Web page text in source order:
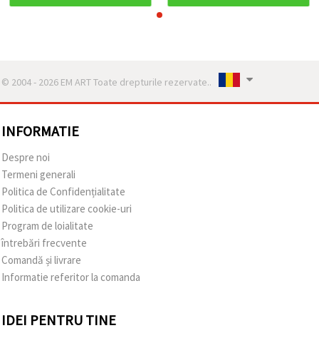
© 2004 - 2026 EM ART Toate drepturile rezervate..
INFORMATIE
Despre noi
Termeni generali
Politica de Confidențialitate
Politica de utilizare cookie-uri
Program de loialitate
întrebări frecvente
Comandă și livrare
Informatie referitor la comanda
IDEI PENTRU TINE